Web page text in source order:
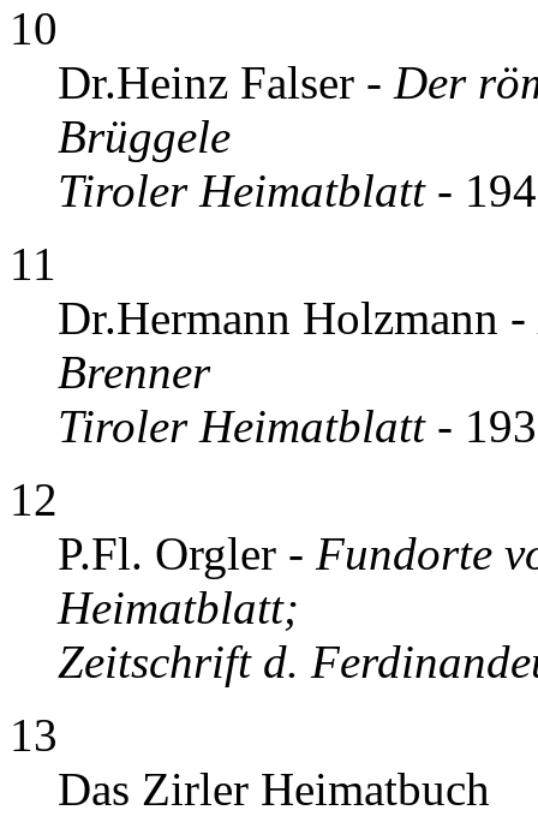
10
Dr.Heinz Falser - Der
Brüggele
Tiroler Heimatblatt-
11
Dr.Hermann Holzmann -
Brenner
Tiroler Heimatblatt-
12
P.Fl. Orgler - Fundorte
Heimatblatt;
Zeitschrift d.
13
Das Zirler Heimatbuch